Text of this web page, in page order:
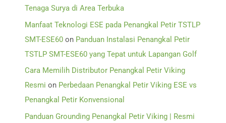
Tenaga Surya di Area Terbuka
Manfaat Teknologi ESE pada Penangkal Petir TSTLP
SMT-ESE60 on Panduan Instalasi Penangkal Petir
TSTLP SMT-ESE60 yang Tepat untuk Lapangan Golf
Cara Memilih Distributor Penangkal Petir Viking
Resmi on Perbedaan Penangkal Petir Viking ESE vs
Penangkal Petir Konvensional
Panduan Grounding Penangkal Petir Viking | Resmi